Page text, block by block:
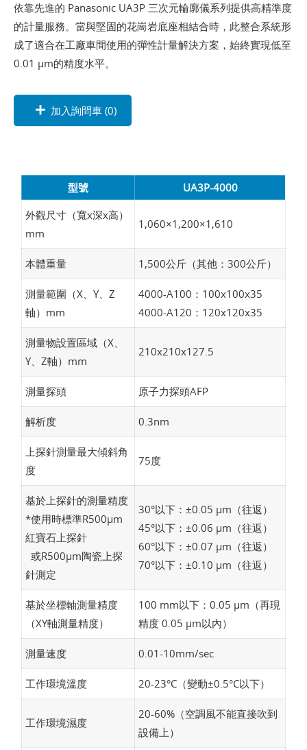
依靠先進的 Panasonic UA3P 三次元輪廓儀系列提供高精準度
的計量服務。當與堅固的花崗岩底座相結合時，此整合系統形
成了適合在工廠車間使用的彈性計量解決方案，始終實現低至
0.01 µm的精度水平。
加入詢問車 (0)
型號
UA3P-4000
外觀尺寸（寬x深x高）
mm
1,060×1,200×1,610
本體重量 1,500公斤（其他：300公斤）
測量範圍（X、Y、Z
軸）mm
4000-A100：100x100x35
4000-A120：120x120x35
測量物設置區域（X、
Y、Z軸）mm
210x210x127.5
測量探頭 原子力探頭AFP
解析度 0.3nm
上探針測量最大傾斜角
度
75度
基於上探針的測量精度
*使用時標準R500µm
紅寶石上探針
或R500µm陶瓷上探
針測定
30°以下：±0.05 µm（往返）
45°以下：±0.06 µm（往返）
60°以下：±0.07 µm（往返）
70°以下：±0.10 µm（往返）
基於坐標軸測量精度
（XY軸測量精度）
100 mm以下：0.05 µm（再現
精度 0.05 µm以內）
測量速度 0.01-10mm/sec
工作環境溫度 20-23°C（變動±0.5°C以下）
工作環境濕度
20-60%（空調風不能直接吹到
設備上）